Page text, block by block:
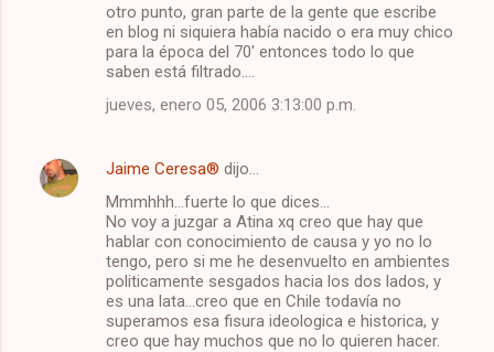
i
otro punto, gran parte de la gente que escribe
en blog ni siquiera había nacido o era muy chico
para la época del 70' entonces todo lo que
saben está filtrado....
jueves, enero 05, 2006 3:13:00 p.m.
Jaime Ceresa® dijo…
Mmmhhh...fuerte lo que dices...
No voy a juzgar a Atina xq creo que hay que
hablar con conocimiento de causa y yo no lo
tengo, pero si me he desenvuelto en ambientes
politicamente sesgados hacia los dos lados, y
es una lata...creo que en Chile todavía no
superamos esa fisura ideologica e historica, y
creo que hay muchos que no lo quieren hacer.